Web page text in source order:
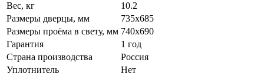
Вес, кг
10.2
Размеры дверцы, мм
735х685
Размеры проёма в свету, мм 740х690
Гарантия
1 год
Страна производства
Россия
Уплотнитель
Нет